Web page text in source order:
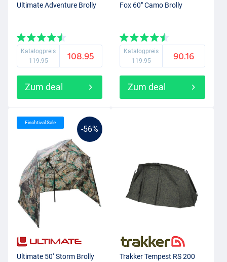
Ultimate Adventure Brolly
Katalogpreis
119.95
108.95
Zum deal
Fox 60" Camo Brolly
Katalogpreis
119.95
90.16
Zum deal
-56%
Fischtival Sale
Ultimate 50'' Storm Brolly
Trakker Tempest RS 200